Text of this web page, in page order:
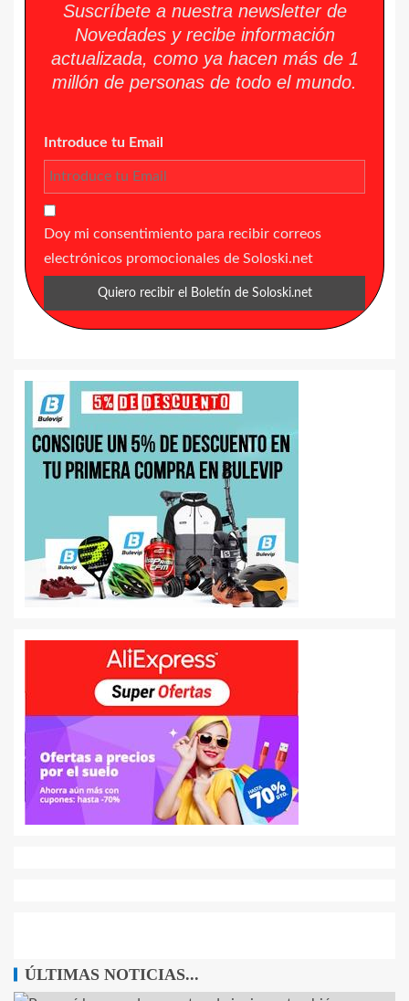
Suscríbete a nuestra newsletter de
Novedades y recibe información
actualizada, como ya hacen más de 1
millón de personas de todo el mundo.
Introduce tu Email
Doy mi consentimiento para recibir correos
electrónicos promocionales de Soloski.net
ÚLTIMAS NOTICIAS...